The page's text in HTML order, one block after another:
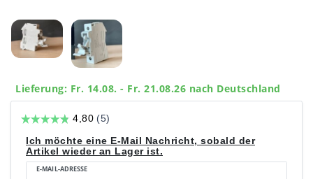
Lieferung: Fr. 14.08. - Fr. 21.08.26 nach Deutschland
Ich möchte eine E-Mail Nachricht, sobald der
Artikel wieder an Lager ist.
E-MAIL-ADRESSE